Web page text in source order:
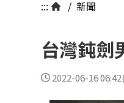
::: / 新聞
台灣鈍劍
2022-06-16